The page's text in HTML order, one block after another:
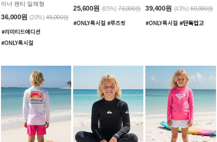
이너 팬티 일체형
36,000원 (20%) 45,000원
25,600원 (65%) 73,000원 39,400원 (43%) 69,000원